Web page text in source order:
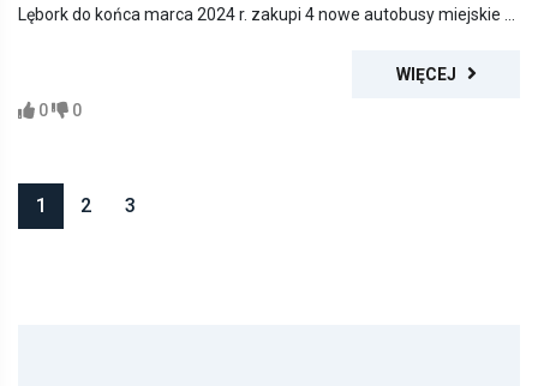
Lębork do końca marca 2024 r. zakupi 4 nowe autobusy miejskie ...
WIĘCEJ
0
0
1 2 3